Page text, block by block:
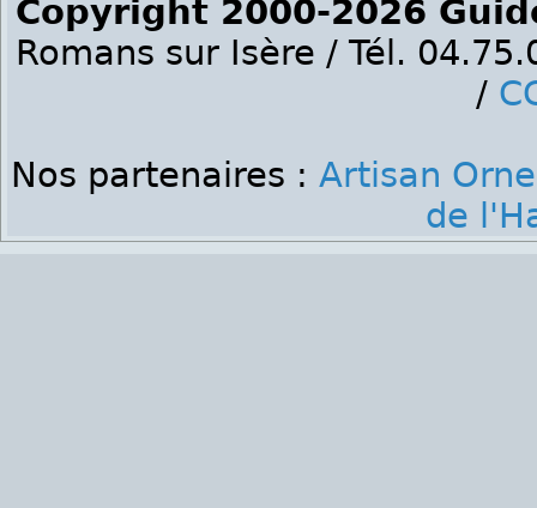
Copyright 2000-2026
Romans sur Isère / Tél.
/
Nos partenaires : Artisan Orne
de